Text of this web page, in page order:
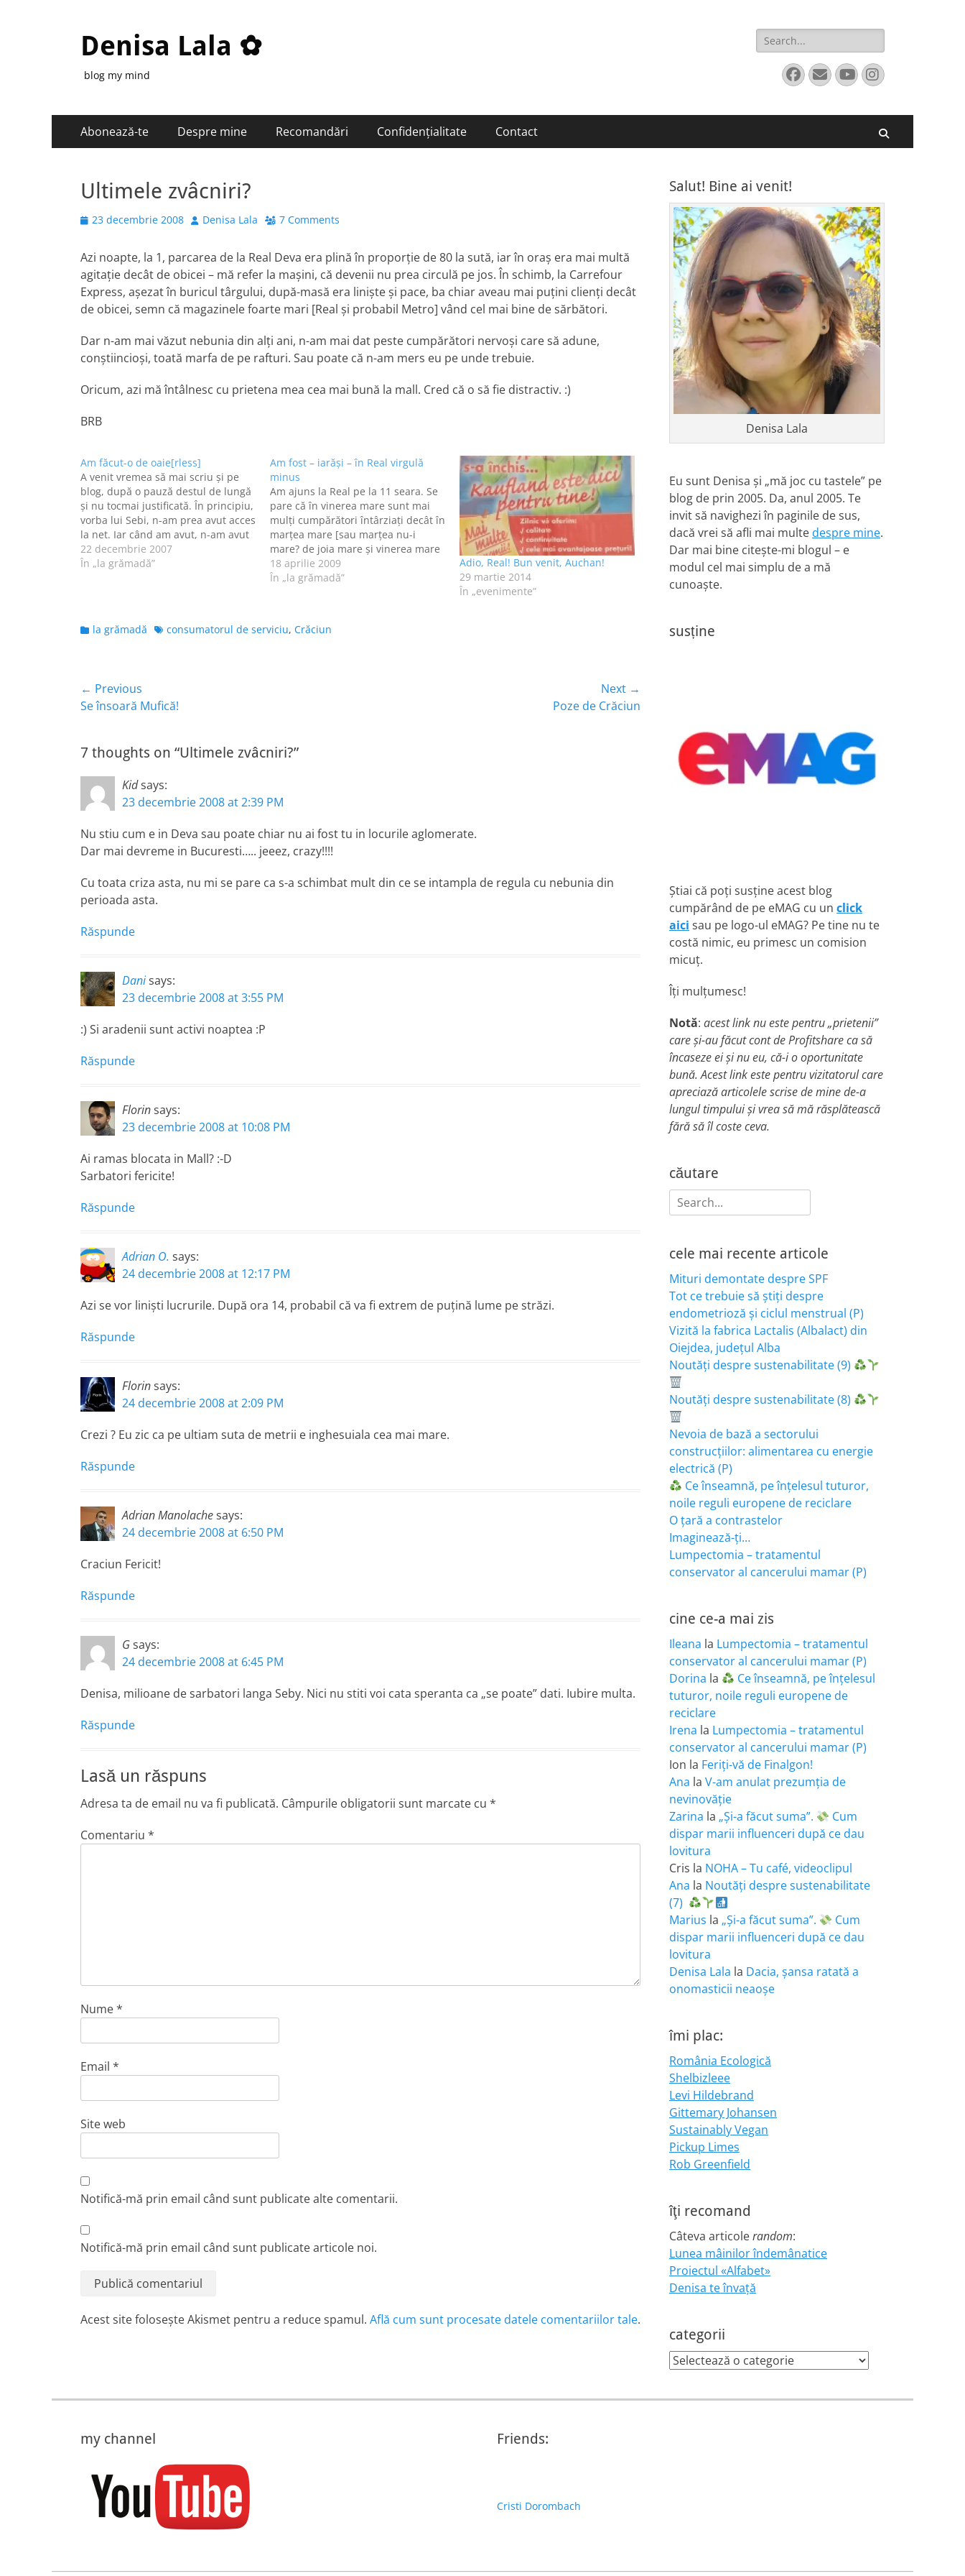
Denisa Lala ✿
blog my mind
Search
for:
Facebook
EmailYouTube
Instagram
Primary
Menu
Abonează-te Despre mine Recomandări Confidențialitate Contact
Ultimele zvâcniri?
Posted
23 decembrie 2008 Author
Denisa Lala 7 Comments
Azi noapte, la 1, parcarea de la Real Deva era plină în proporţie de 80 la sută, iar în oraş era mai multă
agitaţie decât de obicei – mă refer la maşini, că devenii nu prea circulă pe jos. În schimb, la Carrefour
Express, aşezat în buricul târgului, după-masă era linişte şi pace, ba chiar aveau mai puţini clienţi decât
de obicei, semn că magazinele foarte mari [Real şi probabil Metro] vând cel mai bine de sărbători.
Dar n-am mai văzut nebunia din alţi ani, n-am mai dat peste cumpărători nervoşi care să adune,
conştiincioşi, toată marfa de pe rafturi. Sau poate că n-am mers eu pe unde trebuie.
Oricum, azi mă întâlnesc cu prietena mea cea mai bună la mall. Cred că o să fie distractiv. :)
BRB
Am făcut-o de oaie[rless]
A venit vremea să mai scriu şi pe
blog, după o pauză destul de lungă
şi nu tocmai justificată. În principiu,
vorba lui Sebi, n-am prea avut acces
la net. Iar când am avut, n-am avut
chef de nimic. Şi tot aşa... Cred că
ăsta va fi un post mai…
22 decembrie 2007
În „la grămadă”
Am fost – iarăşi – în Real virgulă
minus
Am ajuns la Real pe la 11 seara. Se
pare că în vinerea mare sunt mai
mulţi cumpărători întârziaţi decât în
marţea mare [sau marţea nu-i
mare? de joia mare şi vinerea mare
am auzit, marţea nu ştiu dacă-i
mare sau nu, pentru mine a fost,
18 aprilie 2009
În „la grămadă”
Adio, Real! Bun venit, Auchan!
29 martie 2014
În „evenimente”
Categories
la grămadă Tagsconsumatorul de serviciu, Crăciun
Navigare
în
articole
← Previous
Previous
Se însoară Mufică!
Next →
Poze de Crăciun
7 thoughts on “Ultimele zvâcniri?”
Kidsays:
23 decembrie 2008 at 2:39 PM
Nu stiu cum e in Deva sau poate chiar nu ai fost tu in locurile aglomerate.
Dar mai devreme in Bucuresti….. jeeez, crazy!!!!
Cu toata criza asta, nu mi se pare ca s-a schimbat mult din ce se intampla de regula cu nebunia din
perioada asta.
Răspunde
Danisays:
23 decembrie 2008 at 3:55 PM
:) Si aradenii sunt activi noaptea :P
Răspunde
Florinsays:
23 decembrie 2008 at 10:08 PM
Ai ramas blocata in Mall? :-D
Sarbatori fericite!
Răspunde
Adrian O. says:
24 decembrie 2008 at 12:17 PM
Azi se vor liniști lucrurile. După ora 14, probabil că va fi extrem de puțină lume pe străzi.
Răspunde
Florinsays:
24 decembrie 2008 at 2:09 PM
Crezi ? Eu zic ca pe ultiam suta de metrii e inghesuiala cea mai mare.
Răspunde
Adrian Manolachesays:
24 decembrie 2008 at 6:50 PM
Craciun Fericit!
Răspunde
Gsays:
24 decembrie 2008 at 6:45 PM
Denisa, milioane de sarbatori langa Seby. Nici nu stiti voi cata speranta ca „se poate” dati. Iubire multa.
Răspunde
Lasă un răspuns
Adresa ta de email nu va fi publicată. Câmpurile obligatorii sunt marcate cu *
Comentariu *
Nume*
Email *
Site web
Notifică-mă prin email când sunt publicate alte comentarii.
Notifică-mă prin email când sunt publicate articole noi.
Acest site folosește Akismet pentru a reduce spamul. Află cum sunt procesate datele comentariilor tale.
Salut! Bine ai venit!
Denisa Lala
Eu sunt Denisa și „mă joc cu tastele” pe
blog de prin 2005. Da, anul 2005. Te
invit să navighezi în paginile de sus,
dacă vrei să afli mai multe despre mine.
Dar mai bine citește-mi blogul – e
modul cel mai simplu de a mă
cunoaște.
susține
Știai că poți susține acest blog
cumpărând de pe eMAG cu un click
aici sau pe logo-ul eMAG? Pe tine nu te
costă nimic, eu primesc un comision
micuț.
Îți mulțumesc!
Notă: acest link nu este pentru „prietenii”
care și-au făcut cont de Profitshare ca să
încaseze ei și nu eu, că-i o oportunitate
bună. Acest link este pentru vizitatorul care
apreciază articolele scrise de mine de-a
lungul timpului și vrea să mă răsplătească
fără să îl coste ceva.
căutare
Search
for:
cele mai recente articole
Mituri demontate despre SPF
Tot ce trebuie să știți despre
endometrioză și ciclul menstrual (P)
Vizită la fabrica Lactalis (Albalact) din
Oiejdea, județul Alba
Noutăți despre sustenabilitate (9)
Noutăți despre sustenabilitate (8)
Nevoia de bază a sectorului
construcțiilor: alimentarea cu energie
electrică (P)
Ce înseamnă, pe înțelesul tuturor,
noile reguli europene de reciclare
O țară a contrastelor
Imaginează-ți…
Lumpectomia – tratamentul
conservator al cancerului mamar (P)
cine ce-a mai zis
Ileana la Lumpectomia – tratamentul
conservator al cancerului mamar (P)
Dorina la
Ce înseamnă, pe înțelesul
tuturor, noile reguli europene de
reciclare
Irena la Lumpectomia – tratamentul
conservator al cancerului mamar (P)
Ion la Feriţi-vă de Finalgon!
Ana la V-am anulat prezumția de
nevinovăție
Zarina la „Și-a făcut suma”.
Cum
dispar marii influenceri după ce dau
lovitura
Cris la NOHA – Tu café, videoclipul
Ana la Noutăți despre sustenabilitate
(7)
Marius la „Și-a făcut suma”.
Cum
dispar marii influenceri după ce dau
lovitura
Denisa Lala la Dacia, șansa ratată a
onomasticii neaoșe
îmi plac:
România Ecologică
Shelbizleee
Levi Hildebrand
Gittemary Johansen
Sustainably Vegan
Pickup Limes
Rob Greenfield
îţi recomand
Câteva articolerandom:
Lunea mâinilor îndemânatice
Proiectul «Alfabet»
Denisa te învaţă
categorii
categorii
my channel Friends:
Cristi Dorombach